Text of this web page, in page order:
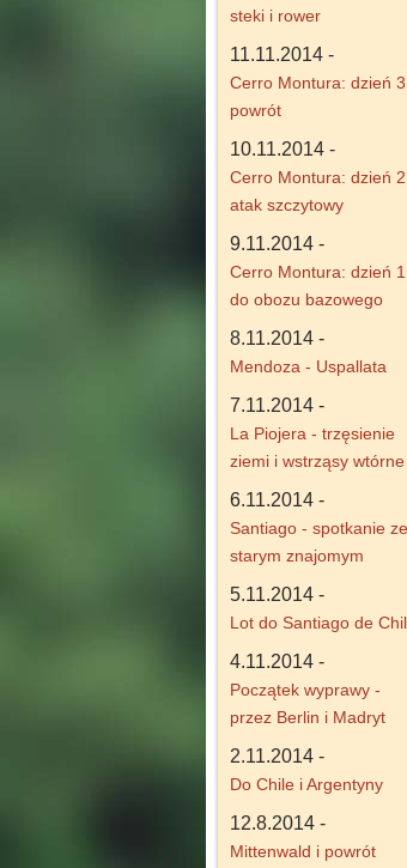
steki i rower
11.11.2014 -
Cerro Montura: dzień
powrót
10.11.2014 -
Cerro Montura: dzień
atak szczytowy
9.11.2014 -
Cerro Montura: dzień
do obozu bazowego
8.11.2014 -
Mendoza - Uspallata
7.11.2014 -
La Piojera - trzęsienie
ziemi i wstrząsy wtórne
6.11.2014 -
Santiago - spotkanie ze
starym znajomym
5.11.2014 -
Lot do Santiago de
4.11.2014 -
Początek wyprawy -
przez Berlin i Madryt
2.11.2014 -
Do Chile i Argentyny
12.8.2014 -
Mittenwald i powrót